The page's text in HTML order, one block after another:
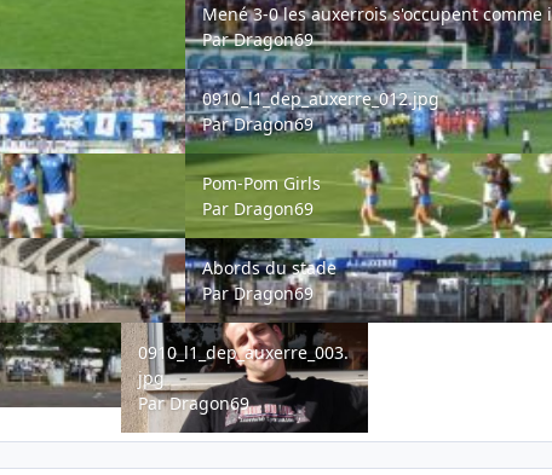
Mené 3-0 les auxerrois s'occupent comme
ParDragon69
0910_l1_dep_auxerre_012.jpg
0910_l1_dep_auxerre_012.jpg
ParDragon69
Pom-Pom Girls
Pom-Pom Girls
Par Dragon69
Abords du stade
Abords du stade
ParDragon69
0910_l1_dep_auxerre_003.jpg
0910_l1_dep_auxerre_003.
jpg
ParDragon69